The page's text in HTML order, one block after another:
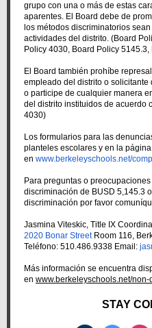
grupo con una o más de estas
aparentes. El Board debe de
los métodos discriminatorios
actividades del distrito. (Board
Policy 4030, Board Policy
El Board también prohíbe
empleado del distrito o
o participe de cualquier manera
del distrito instituidos de acuerdo
4030)
Los formularios para las
planteles escolares y en la
en www.berkeleyschools.net/
Para preguntas o
discriminación de BUSD 5,145.3
discriminación por favor
Jasmina Viteskic, Title IX
2020 Bonar StreetRoom 116,
Teléfono: 510.486.9338 Email:
Más información se encuentra
en www.berkeleyschools.net/
STAY